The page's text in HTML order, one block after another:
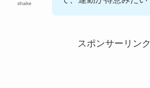
shake
スポンサーリンク